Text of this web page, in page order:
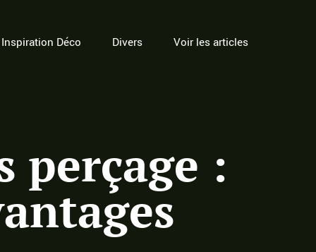
Inspiration Déco Divers Voir les articles
perçage :